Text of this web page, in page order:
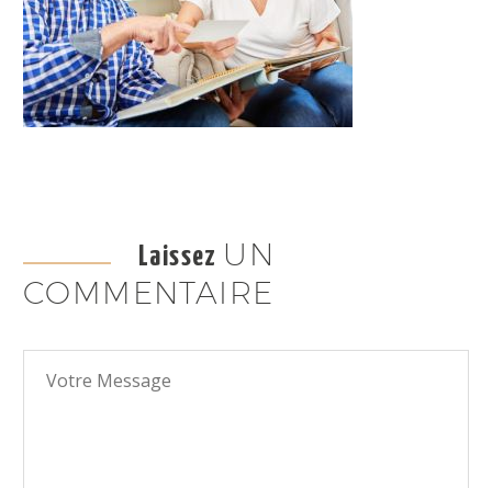
Laissez UN
COMMENTAIRE